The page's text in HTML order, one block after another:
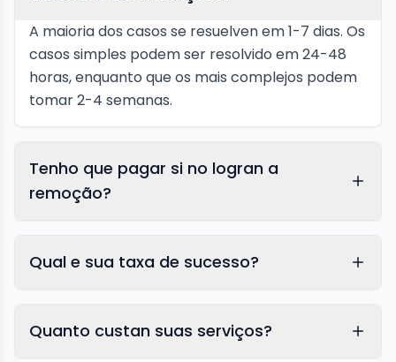
A maioria dos casos se resuelven em 1-7 dias. Os
casos simples podem ser resolvido em 24-48
horas, enquanto que os mais complejos podem
tomar 2-4 semanas.
Tenho que pagar si no logran a
remoção?
Qual e sua taxa de sucesso?
Quanto custan suas serviços?